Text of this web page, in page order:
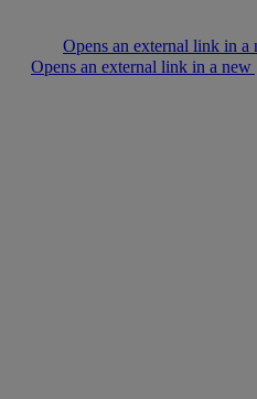
مركز الإعلام Opens an external link in a new